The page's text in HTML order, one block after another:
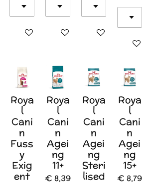
In winkelwagenIn winkelwagenIn winkelwagen
In
Roya
l
Cani
n
Fuss
y
Exig
ent
Roya
l
Cani
n
Agei
ng
11+
€ 8,39
Roya
l
Cani
n
Agei
ng
Steri
lised
Roya
l
Cani
n
Agei
ng
15+
€ 8,79